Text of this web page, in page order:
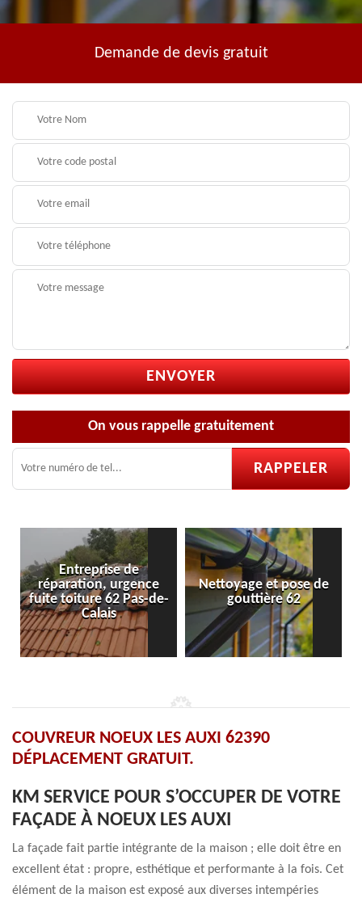
Demande de devis gratuit
On vous rappelle gratuitement
Nettoyage et pose de
gouttière 62
Pose et réparation de
velux 62
COUVREUR NOEUX LES AUXI 62390
DÉPLACEMENT GRATUIT.
KM SERVICE POUR S’OCCUPER DE VOTRE
FAÇADE À NOEUX LES AUXI
La façade fait partie intégrante de la maison ; elle doit être en
excellent état : propre, esthétique et performante à la fois. Cet
élément de la maison est exposé aux diverses intempéries